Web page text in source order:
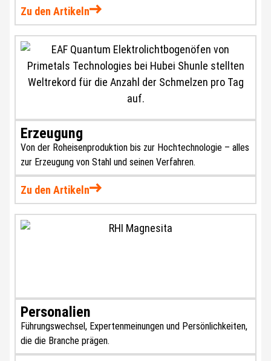
Zu den Artikeln
Erzeugung
Von der Roheisenproduktion bis zur Hochtechnologie – alles
zur Erzeugung von Stahl und seinen Verfahren.
Zu den Artikeln
Personalien
Führungswechsel, Expertenmeinungen und Persönlichkeiten,
die die Branche prägen.